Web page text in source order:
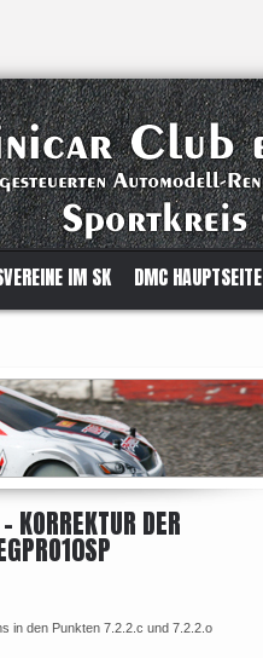
IM SK DMC HAUPTSEITE
DER
in den Punkten 7.2.2.c und 7.2.2.o